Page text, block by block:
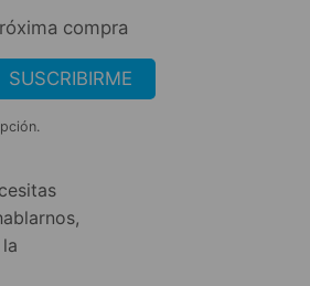
compra
SUSCRIBIRME